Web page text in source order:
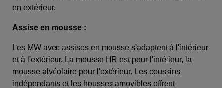
en extérieur.
Assise en mousse :
Les MW avec assises en mousse s'adaptent à l'intérieur
et à l'extérieur. La mousse HR est pour l'intérieur, la
mousse alvéolaire pour l'extérieur. Les coussins
indépendants et les housses amovibles offrent